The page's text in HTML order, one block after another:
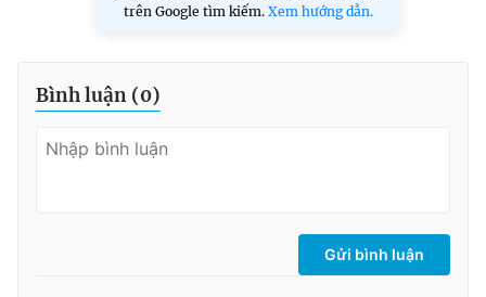
trên Google tìm kiếm. Xem hướng dẫn.
Bình luận (0)
Gửi bình luận